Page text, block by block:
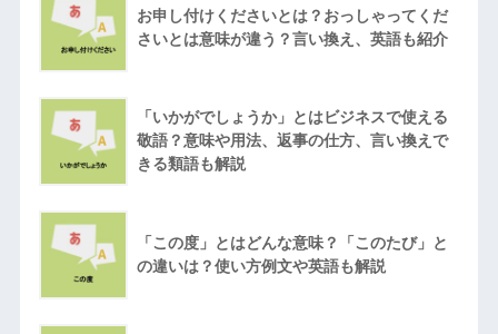
お申し付けくださいとは？おっしゃってくだ
さいとは意味が違う？言い換え、英語も紹介
「いかがでしょうか」とはビジネスで使える
敬語？意味や用法、返事の仕方、言い換えで
きる類語も解説
「この度」とはどんな意味？「このたび」と
の違いは？使い方例文や英語も解説